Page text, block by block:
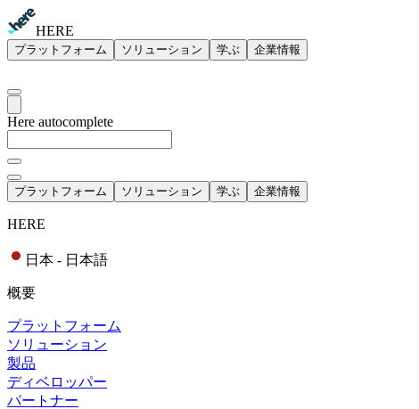
HERE
プラットフォーム ソリューション 学ぶ 企業情報
Here autocomplete
プラットフォーム ソリューション 学ぶ 企業情報
HERE
日本 - 日本語
概要
プラットフォーム
ソリューション
製品
ディベロッパー
パートナー